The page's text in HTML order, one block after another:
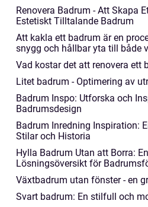
Renovera Badrum - Att Skapa
Estetiskt Tilltalande Badrum
Att kakla ett badrum är en
snygg och hållbar yta till både
Vad kostar det att renovera ett
Litet badrum - Optimering av
Badrum Inspo: Utforska och
Badrumsdesign
Badrum Inredning Inspiration:
Stilar och Historia
Hylla Badrum Utan att Borra:
Lösningsöversikt för
Växtbadrum utan fönster - en
Svart badrum: En stilfull och